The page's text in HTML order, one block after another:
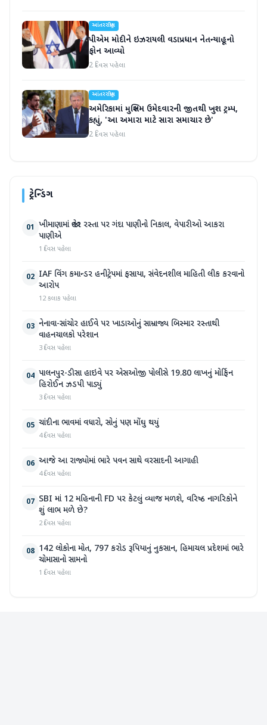
આંતરરાષ્ટ્રીય
પીએમ મોદીને ઇઝરાયલી વડાપ્રધાન નેતન્યાહૂનો
ફોન આવ્યો
2 દિવસ પહેલા
આંતરરાષ્ટ્રીય
અમેરિકામાં મુસ્લિમ ઉમેદવારની જીતથી ખુશ ટ્રમ્પ,
કહ્યું, 'આ અમારા માટે સારા સમાચાર છે'
2 દિવસ પહેલા
ટ્રેન્ડિંગ
01 ખીમાણામાં જાહેર રસ્તા પર ગંદા પાણીનો નિકાલ, વેપારીઓ આકરા
પાણીએ
1 દિવસ પહેલા
02 IAF વિંગ કમાન્ડર હનીટ્રેપમાં ફસાયા, સંવેદનશીલ માહિતી લીક કરવાનો
આરોપ
12 કલાક પહેલા
03 નેનાવા-સાંચોર હાઈવે પર ખાડાઓનું સામ્રાજ્ય બિસ્માર રસ્તાથી
વાહનચાલકો પરેશાન
3 દિવસ પહેલા
04 પાલનપુર-ડીસા હાઇવે પર એસઓજી પોલીસે 19.80 લાખનું મોર્ફિન
હિરોઈન ઝડપી પાડ્યું
3 દિવસ પહેલા
05 ચાંદીના ભાવમાં વધારો, સોનું પણ મોંઘુ થયું
4 દિવસ પહેલા
06 આજે આ રાજ્યોમાં ભારે પવન સાથે વરસાદની આગાહી
4 દિવસ પહેલા
07 SBI માં 12 મહિનાની FD પર કેટલું વ્યાજ મળશે, વરિષ્ઠ નાગરિકોને
શું લાભ મળે છે?
2 દિવસ પહેલા
08 142 લોકોના મોત, 797 કરોડ રૂપિયાનું નુકસાન, હિમાચલ પ્રદેશમાં ભારે
ચોમાસાનો સામનો
1 દિવસ પહેલા